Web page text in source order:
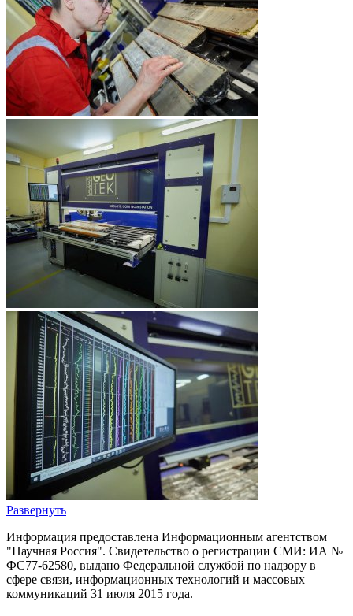
Развернуть
Информация предоставлена Информационным агентством
"Научная Россия". Свидетельство о регистрации СМИ: ИА №
ФС77-62580, выдано Федеральной службой по надзору в
сфере связи, информационных технологий и массовых
коммуникаций 31 июля 2015 года.